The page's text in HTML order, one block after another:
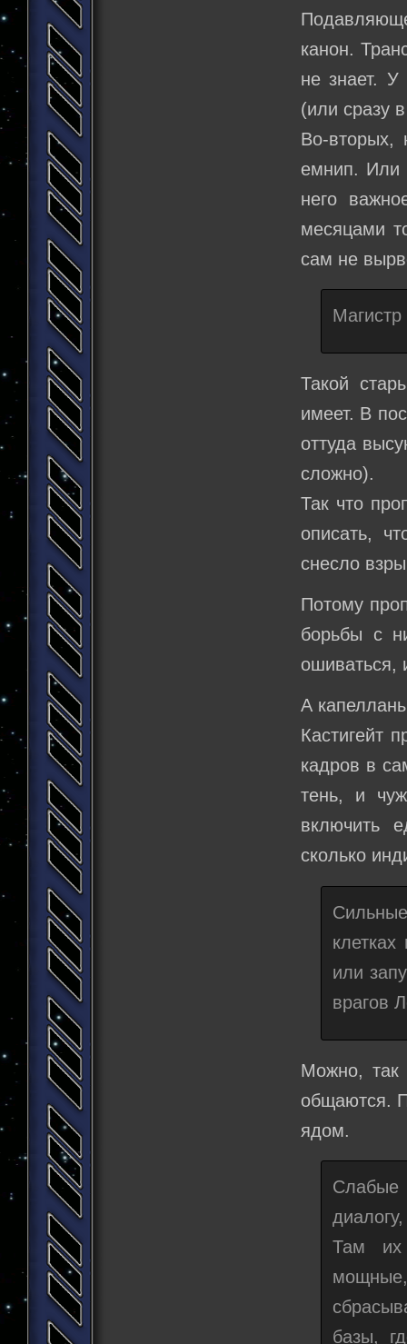
канон.
не знает.
(или сразу
Во-вторых,
емнип. Или
него
месяцами
сам не
Такой
имеет. В
оттуда
сложно).
Так что
описать,
снесло
Потому
борьбы с
ошиваться,
А
Кастигейт
кадров в
тень, и
включить
сколько
или
врагов
Можно, так
общаются.
ядом.
Слабые
Там их
базы,